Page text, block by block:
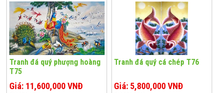
Tranh đá quý phượng hoàng
T75
Giá: 11,600,000 VNĐ
Tranh đá quý cá chép T76
Giá: 5,800,000 VNĐ